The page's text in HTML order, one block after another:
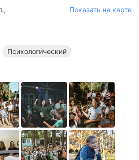
Показать на карте
Психологический